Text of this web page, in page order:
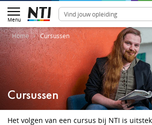
Menu
Home Cursussen
Cursussen
Het volgen van een cursus bij NTI is